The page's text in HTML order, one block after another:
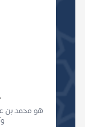
هو محمد بن